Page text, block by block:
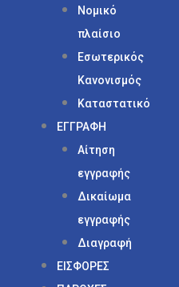
Νομικό
πλαίσιο
Εσωτερικός
Κανονισμός
Καταστατικό
ΕΓΓΡΑΦΗ
Αίτηση
εγγραφής
Δικαίωμα
εγγραφής
Διαγραφή
ΕΙΣΦΟΡΕΣ